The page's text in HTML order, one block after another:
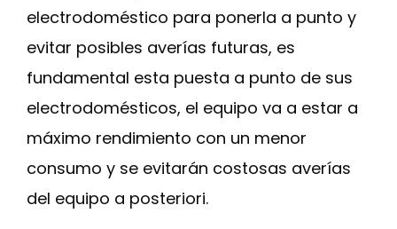
electrodoméstico para ponerla a punto y
evitar posibles averías futuras, es
fundamental esta puesta a punto de sus
electrodomésticos, el equipo va a estar a
máximo rendimiento con un menor
consumo y se evitarán costosas averías
del equipo a posteriori.